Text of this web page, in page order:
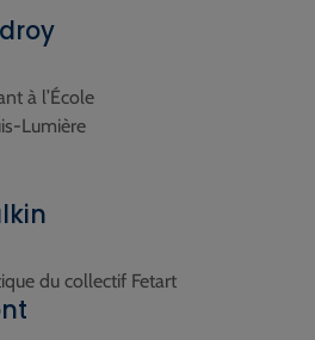
à l’École
Lumière
du collectif Fetart